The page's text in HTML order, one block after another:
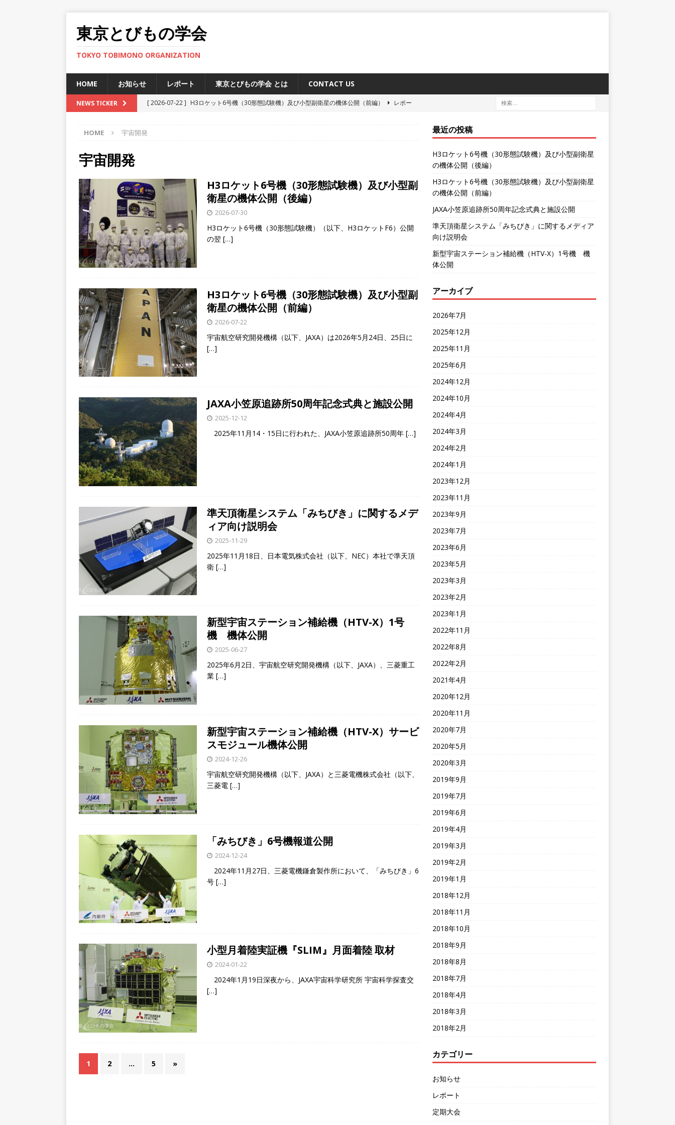
東京とびもの学会
TOKYO TOBIMONO ORGANIZATION
HOME お知らせ レポート 東京とびもの学会 とは CONTACT US
NEWS TICKER [ 2026-07-22 ] H3ロケット6号機（30形態試験機）及び小型副衛星の機体公開（前編）
レポー
[ 2026-07-30 ]
H3ロケット6号機（30形態試験機）及び小型副衛星の機体公開（後編）
レポー
ト
HOME 宇宙開発
宇宙開発
H3ロケット6号機（30形態試験機）及び小型副
衛星の機体公開（後編）
2026-07-30
H3ロケット6号機（30形態試験機）（以下、H3ロケットF6）公開
の翌 […]
H3ロケット6号機（30形態試験機）及び小型副
衛星の機体公開（前編）
2026-07-22
宇宙航空研究開発機構（以下、JAXA）は2026年5月24日、25日に
[…]
JAXA小笠原追跡所50周年記念式典と施設公開
2025-12-12
2025年11月14・15日に行われた、JAXA小笠原追跡所50周年 […]
準天頂衛星システム「みちびき」に関するメデ
ィア向け説明会
2025-11-29
2025年11月18日、日本電気株式会社（以下、NEC）本社で準天頂
衛 […]
新型宇宙ステーション補給機（HTV-X）1号
機 機体公開
2025-06-27
2025年6月2日、宇宙航空研究開発機構（以下、JAXA）、三菱重工
業 […]
新型宇宙ステーション補給機（HTV-X）サービ
スモジュール機体公開
2024-12-26
宇宙航空研究開発機構（以下、JAXA）と三菱電機株式会社（以下、
三菱電 […]
「みちびき」6号機報道公開
2024-12-24
2024年11月27日、三菱電機鎌倉製作所において、「みちびき」6
号 […]
小型月着陸実証機『SLIM』月面着陸 取材
2024-01-22
2024年1月19日深夜から、JAXA宇宙科学研究所 宇宙科学探査交
[…]
1 2 … 5 »
最近の投稿
H3ロケット6号機（30形態試験機）及び小型副衛星
の機体公開（後編）
H3ロケット6号機（30形態試験機）及び小型副衛星
の機体公開（前編）
JAXA小笠原追跡所50周年記念式典と施設公開
準天頂衛星システム「みちびき」に関するメディア
向け説明会
新型宇宙ステーション補給機（HTV-X）1号機 機
体公開
アーカイブ
2026年7月
2025年12月
2025年11月
2025年6月
2024年12月
2024年10月
2024年4月
2024年3月
2024年2月
2024年1月
2023年12月
2023年11月
2023年9月
2023年7月
2023年6月
2023年5月
2023年3月
2023年2月
2023年1月
2022年11月
2022年8月
2022年2月
2021年4月
2020年12月
2020年11月
2020年7月
2020年5月
2020年3月
2019年9月
2019年7月
2019年6月
2019年4月
2019年3月
2019年2月
2019年1月
2018年12月
2018年11月
2018年10月
2018年9月
2018年8月
2018年7月
2018年4月
2018年3月
2018年2月
カテゴリー
お知らせ
レポート
定期大会